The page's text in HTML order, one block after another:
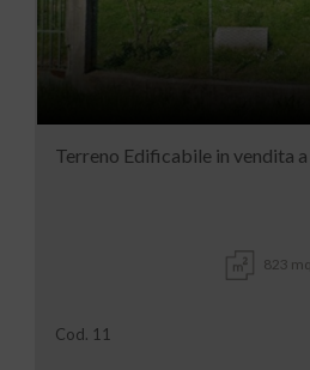
Terreno Edificabile in vendita
823 mq
Cod. 11